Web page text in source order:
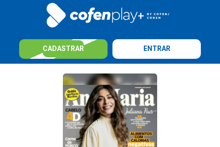
CADASTRAR ENTRAR